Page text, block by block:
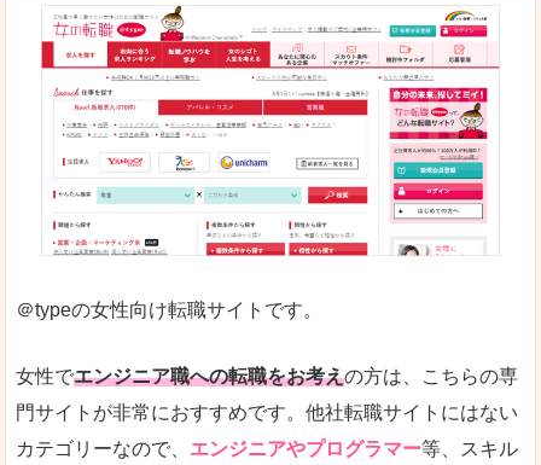
良いところ
希望職種の平均時給が瞬時にわかります。アルバ
求人数が多すぎて、逆に絞り込みに悩んだり、迷
雇用形態にもよりますが、給与額に幅があります。
詳しい説明
希望する職種の平均時給がすぐにわかるので、給
また、他社転職サイトにはない日払いや週払いと
新着案件が続々とアップされるので、転職を急い
＠typeの女性向け転職サイトです。
女性でエンジニア職への転職をお考えの方は、こちらの専
門サイトが非常におすすめです。他社転職サイトにはない
カテゴリーなので、 エンジニアやプログラマー等、スキル